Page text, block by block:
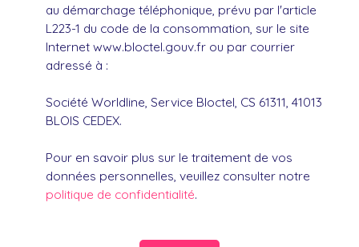
au démarchage téléphonique, prévu par l'article
L223-1 du code de la consommation, sur le site
Internet www.bloctel.gouv.fr ou par courrier
adressé à :
Société Worldline, Service Bloctel, CS 61311, 41013
BLOIS CEDEX.
Pour en savoir plus sur le traitement de vos
données personnelles, veuillez consulter notre
politique de confidentialité.